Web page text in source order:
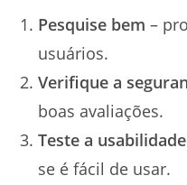
Pesquise bem –
usuários.
Verifique a
boas avaliações.
Teste a usabilidade
se é fácil de usar.